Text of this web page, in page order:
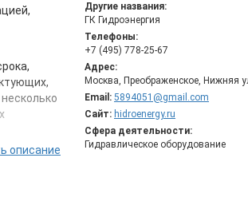
Другие названия:
ГК Гидроэнергия
Телефоны:
+7 (495) 778-25-67
Адрес:
Москва, Преображенское, Нижняя
Email: 5894051@gmail.com
Сайт: hidroenergy.ru
Сфера деятельности:
Гидравлическое оборудование
Вам
описание